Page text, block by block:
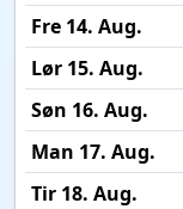
Fre 14. Aug.
Lør 15. Aug.
Søn 16. Aug.
Man 17. Aug.
Tir 18. Aug.